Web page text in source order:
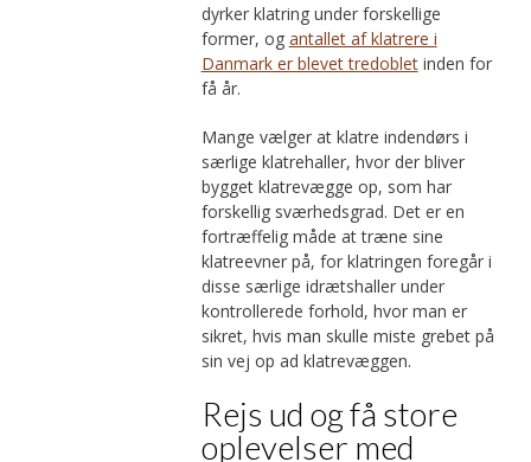
dyrker klatring under forskellige
former, og antallet af klatrere i
Danmark er blevet tredobletinden for
få år.
Mange vælger at klatre indendørs i
særlige klatrehaller, hvor der bliver
bygget klatrevægge op, som har
forskellig sværhedsgrad. Det er en
fortræffelig måde at træne sine
klatreevner på, for klatringen foregår i
disse særlige idrætshaller under
kontrollerede forhold, hvor man er
sikret, hvis man skulle miste grebet på
sin vej op ad klatrevæggen.
Rejs ud og få store
oplevelser med